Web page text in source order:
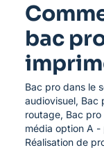
bac
Bac pro dans le
audiovisuel, Bac
routage, Bac
média option A
Réalisation de